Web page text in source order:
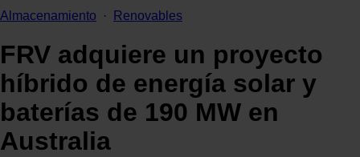
Almacenamiento · Renovables
FRV adquiere un proyecto
híbrido de energía solar y
baterías de 190 MW en
Australia